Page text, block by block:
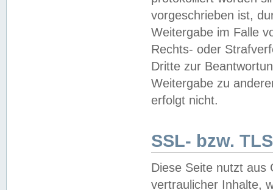
vorgeschrieben ist,
Weitergabe im Falle
Rechts- oder
Dritte zur
Weitergabe zu
erfolgt nicht.
SSL- bzw.
Diese Seite nutzt aus
vertraulicher Inhalte,